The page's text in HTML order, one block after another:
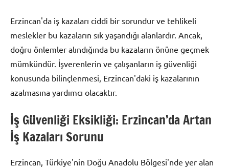
Erzincan'da iş kazaları ciddi bir sorundur ve tehlikeli
meslekler bu kazaların sık yaşandığı alanlardır. Ancak,
doğru önlemler alındığında bu kazaların önüne geçmek
mümkündür. İşverenlerin ve çalışanların iş güvenliği
konusunda bilinçlenmesi, Erzincan'daki iş kazalarının
azalmasına yardımcı olacaktır.
İş Güvenliği Eksikliği: Erzincan’da Artan
İş Kazaları Sorunu
Erzincan, Türkiye'nin Doğu Anadolu Bölgesi'nde yer alan